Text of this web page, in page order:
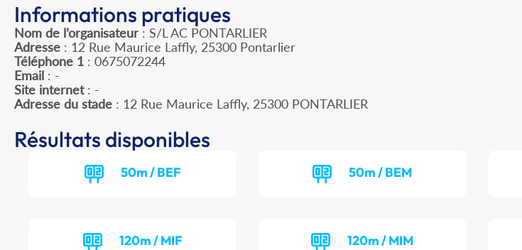
Informations pratiques
Nom de l’organisateur : S/L AC PONTARLIER
Adresse : 12 Rue Maurice Laffly, 25300 Pontarlier
Téléphone 1 : 0675072244
Email : -
Site internet: -
Adresse du stade : 12 Rue Maurice Laffly, 25300 PONTARLIER
Résultats disponibles
50m / BEF 50m / BEM
120m / MIF 120m / MIM